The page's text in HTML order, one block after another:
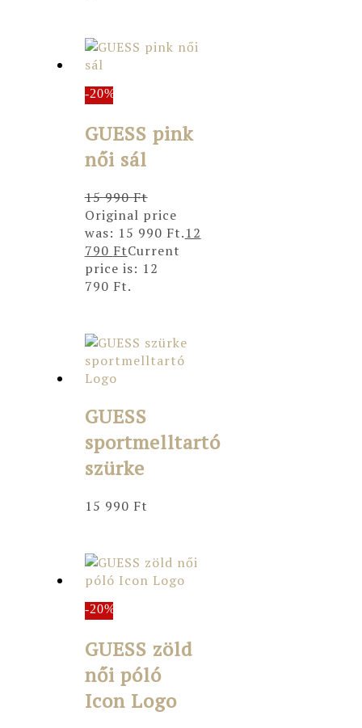
-20%
GUESS pink
női sál
15 990Ft
Original price
was: 15 990 Ft.12
790 FtCurrent
price is: 12
790 Ft.
GUESS
sportmelltartó
szürke
15 990 Ft
-20%
GUESS zöld
női póló
Icon Logo